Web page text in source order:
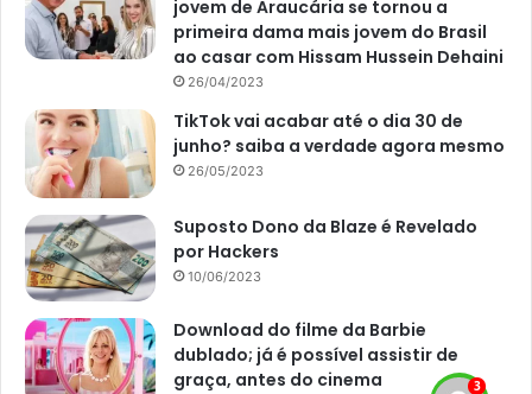
jovem de Araucária se tornou a
primeira dama mais jovem do Brasil
ao casar com Hissam Hussein Dehaini
26/04/2023
TikTok vai acabar até o dia 30 de
junho? saiba a verdade agora mesmo
26/05/2023
Suposto Dono da Blaze é Revelado
por Hackers
10/06/2023
Download do filme da Barbie
dublado; já é possível assistir de
graça, antes do cinema